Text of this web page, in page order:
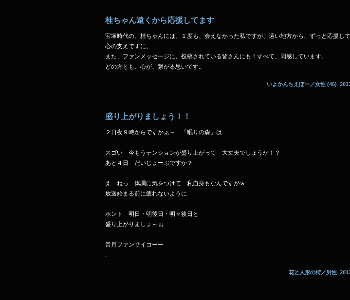
桂ちゃん遠くから応援してます
宝塚時代の、桂ちゃんには、１度も、会えなかった私ですが、遠い地方から、ずっと応援して
心の支えですに。
また、ファンメッセージに、投稿されている皆さんにも！すべて、同感しています。
どの方とも、心が、繋がる思いです。
いよかんちえぼー／女性 (46)
盛り上がりましょう！！
２日夜９時からですかぁ～ 『眠りの森』は
スゴい 今もうテンションが盛り上がって 大丈夫でしょうか！？
あと４日 だいじょーぶですか？
え ねっ 体調に気をつけて 私自身もなんですがｗ
放送始まる前に疲れないように
ホント 明日・明後日・明々後日と
盛り上がりましょ～ぉ
音月ファンサイコーー
.
花と人形の街／男性